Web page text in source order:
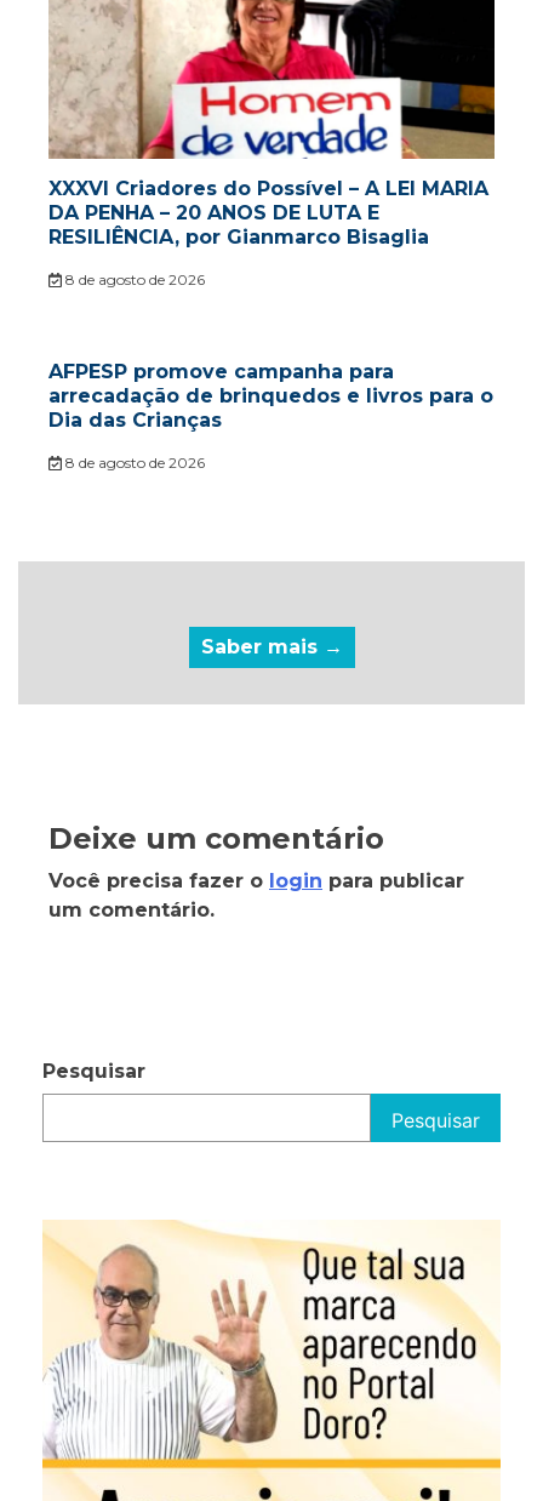
XXXVI Criadores do Possível – A LEI MARIA
DA PENHA – 20 ANOS DE LUTA E
RESILIÊNCIA, por Gianmarco Bisaglia
8 de agosto de 2026
AFPESP promove campanha para
arrecadação de brinquedos e livros para o
Dia das Crianças
8 de agosto de 2026
Saber mais →
Deixe um comentário
Você precisa fazer o login para publicar
um comentário.
Pesquisar
Pesquisar